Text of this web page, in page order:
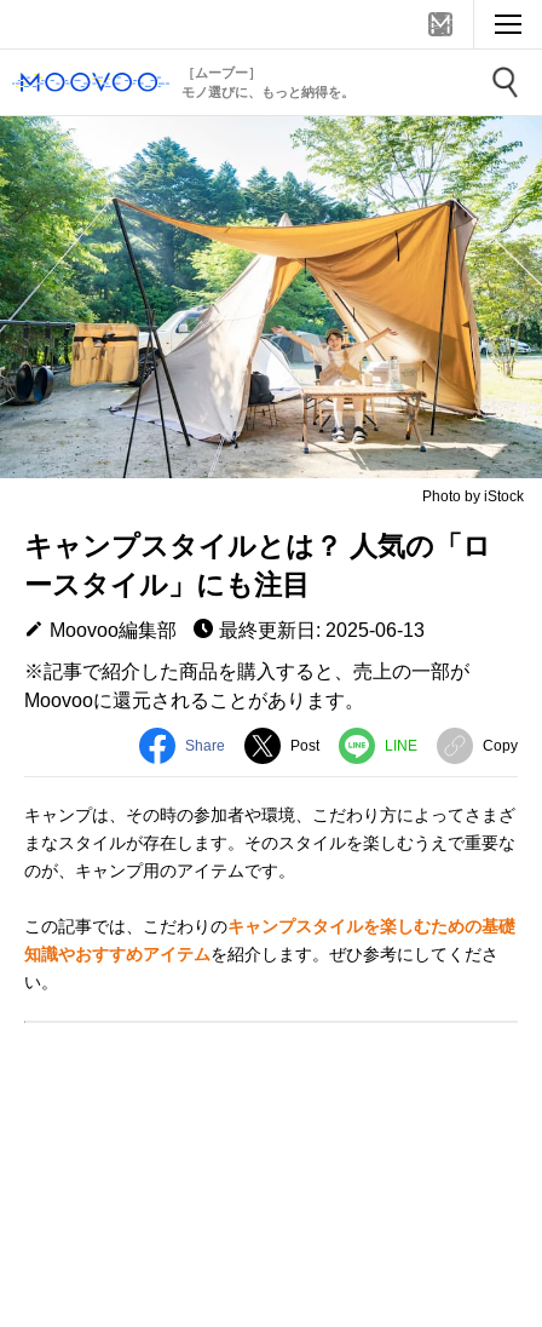
［ムーブー］
モノ選びに、もっと納得を。
Photo by iStock
キャンプスタイルとは？ 人気の「ロ
ースタイル」にも注目
Moovoo編集部
最終更新日: 2025-06-13
※記事で紹介した商品を購入すると、売上の一部が
Moovooに還元されることがあります。
Share Post LINE Copy
キャンプは、その時の参加者や環境、こだわり方によってさまざ
まなスタイルが存在します。そのスタイルを楽しむうえで重要な
のが、キャンプ用のアイテムです。
この記事では、こだわりのキャンプスタイルを楽しむための基礎
知識やおすすめアイテムを紹介します。ぜひ参考にしてくださ
い。